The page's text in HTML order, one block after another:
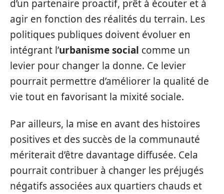
d’un partenaire proactif, prêt à écouter et à
agir en fonction des réalités du terrain. Les
politiques publiques doivent évoluer en
intégrant l’urbanisme social comme un
levier pour changer la donne. Ce levier
pourrait permettre d’améliorer la qualité de
vie tout en favorisant la mixité sociale.
Par ailleurs, la mise en avant des histoires
positives et des succès de la communauté
mériterait d’être davantage diffusée. Cela
pourrait contribuer à changer les préjugés
négatifs associées aux quartiers chauds et